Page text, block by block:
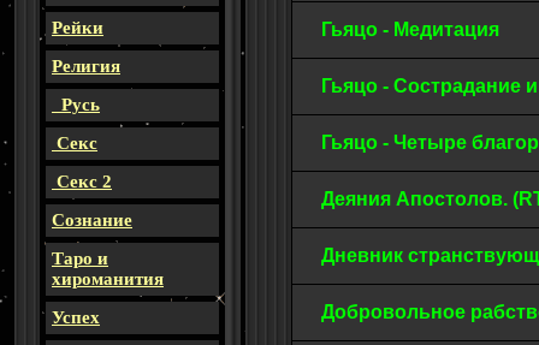
Рейки
Религия
Русь
Секс
Секс 2
Сознание
Таро и
хироманития
Успех
Гьяцо - Медитация
Гьяцо - Сострадание
Гьяцо - Четыре
Деяния Апостолов.
Дневник
Добровольное